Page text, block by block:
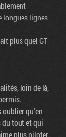
longues lignes
plus quel GT
loin de là,
oublier qu'en
du tout et qui
plus piloter